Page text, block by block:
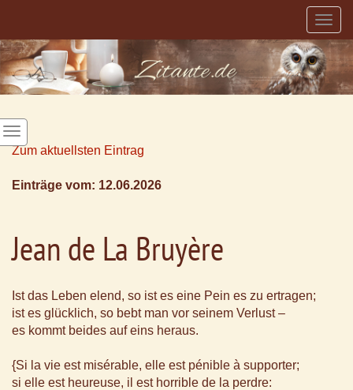
Zum aktuellsten Eintrag
Einträge vom: 12.06.2026
Jean de La Bruyère
Ist das Leben elend, so ist es eine Pein es zu ertragen;
ist es glücklich, so bebt man vor seinem Verlust –
es kommt beides auf eins heraus.
{Si la vie est misérable, elle est pénible à supporter;
si elle est heureuse, il est horrible de la perdre: